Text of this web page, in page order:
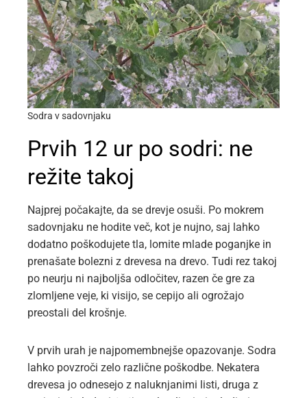
Sodra v sadovnjaku
Prvih 12 ur po sodri: ne
režite takoj
Najprej počakajte, da se drevje osuši. Po mokrem
sadovnjaku ne hodite več, kot je nujno, saj lahko
dodatno poškodujete tla, lomite mlade poganjke in
prenašate bolezni z drevesa na drevo. Tudi rez takoj
po neurju ni najboljša odločitev, razen če gre za
zlomljene veje, ki visijo, se cepijo ali ogrožajo
preostali del krošnje.
V prvih urah je najpomembnejše opazovanje. Sodra
lahko povzroči zelo različne poškodbe. Nekatera
drevesa jo odnesejo z naluknjanimi listi, druga z